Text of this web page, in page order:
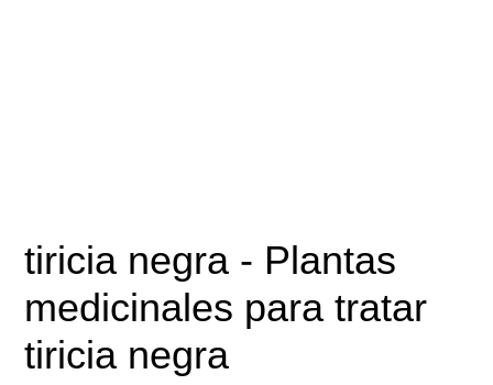
tiricia negra - Plantas
medicinales para tratar
tiricia negra